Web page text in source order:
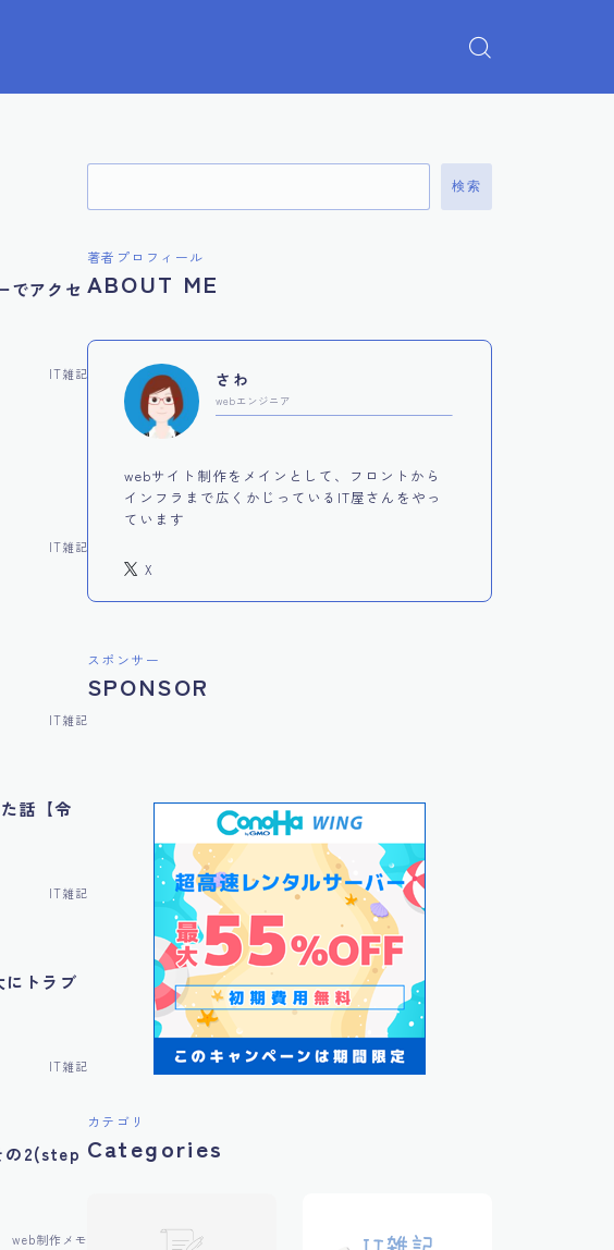
でアクセ
IT雑記
IT雑記
IT雑記
話【令
IT雑記
トラブ
IT雑記
の2(step
web制作メモ
検索
著者プロフィール
ABOUT ME
さわ
webエンジニア
webサイト制作をメインとして、フロントから
インフラまで広くかじっているIT屋さんをやっ
ています
X
スポンサー
SPONSOR
カテゴリ
Categories